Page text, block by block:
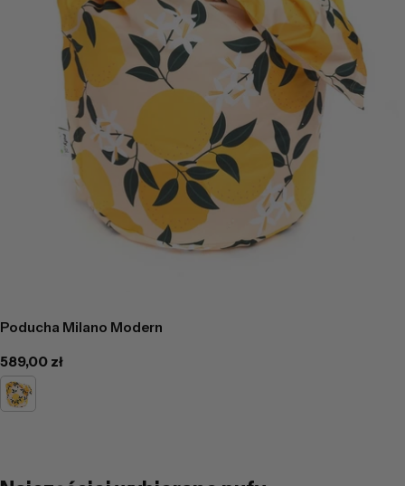
Poducha Milano Modern
Cena
regularna
589,00 zł
DG75